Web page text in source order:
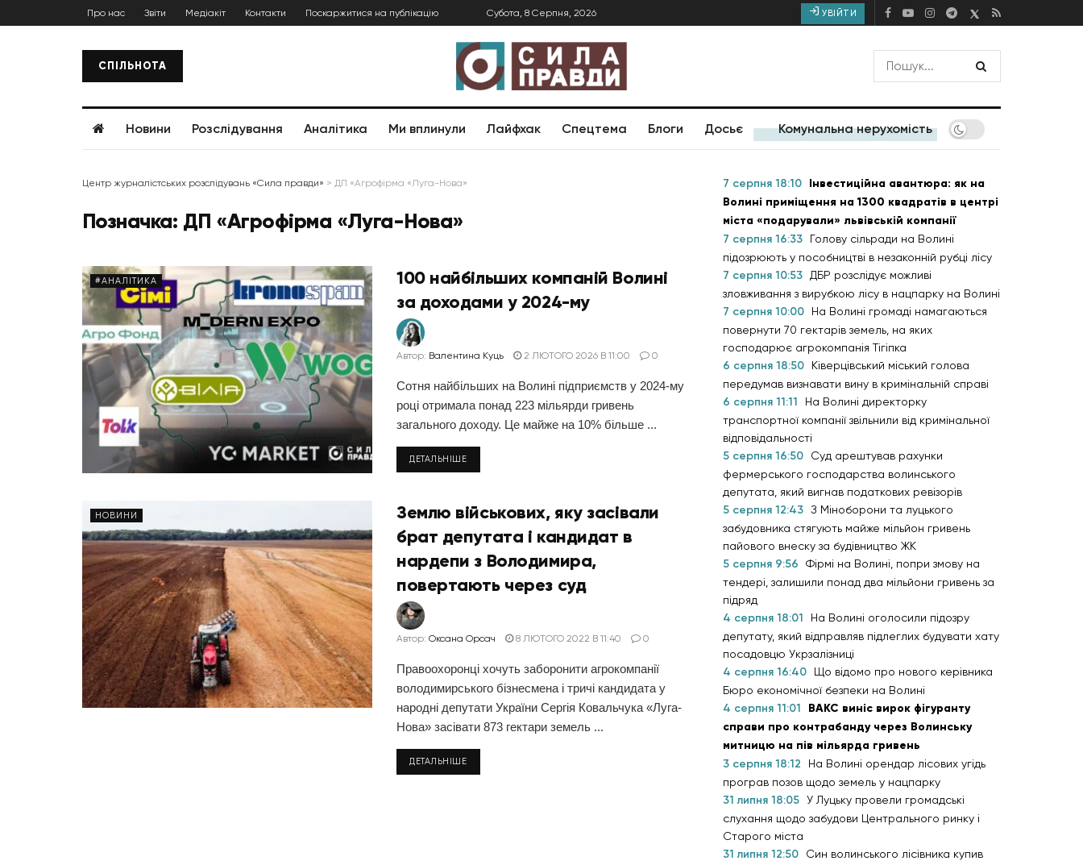
Про нас Звіти Медіакіт Контакти Поскаржитися на публікацію Субота, 8 Серпня, 2026 УВІЙТИ
СПІЛЬНОТА
Новини Розслідування Аналітика Ми вплинули Лайфхак Спецтема Блоги Досьє Комунальна нерухомість
Центр журналістських розслідувань «Сила правди» > ДП «Агрофірма «Луга-Нова»
Позначка: ДП «Агрофірма «Луга-Нова»
#АНАЛІТИКА
100 найбільших компаній Волині
за доходами у 2024-му
Автор: Валентина Куць 2 ЛЮТОГО 2026 В 11:00 0
Сотня найбільших на Волині підприємств у 2024-му
році отримала понад 223 мільярди гривень
загального доходу. Це майже на 10% більше ...
ДЕТАЛЬНІШЕ
НОВИНИ
Землю військових, яку засівали
брат депутата і кандидат в
нардепи з Володимира,
повертають через суд
Автор: Оксана Орсач 8 ЛЮТОГО 2022 В 11:40 0
Правоохоронці хочуть заборонити агрокомпанії
володимирського бізнесмена і тричі кандидата у
народні депутати України Сергія Ковальчука «Луга-
Нова» засівати 873 гектари земель ...
ДЕТАЛЬНІШЕ
7 серпня 18:10 Інвестиційна авантюра: як на
Волині приміщення на 1300 квадратів в центрі
міста «подарували» львівській компанії
7 серпня 16:33
Голову сільради на Волині
підозрюють у пособництві в незаконній рубці лісу
7 серпня 10:53
ДБР розслідує можливі
зловживання з вирубкою лісу в нацпарку на Волині
7 серпня 10:00
На Волині громаді намагаються
повернути 70 гектарів земель, на яких
господарює агрокомпанія Тігіпка
6 серпня 18:50
Ківерцівський міський голова
передумав визнавати вину в кримінальній справі
6 серпня 11:11
На Волині директорку
транспортної компанії звільнили від кримінальної
відповідальності
5 серпня 16:50
Суд арештував рахунки
фермерського господарства волинського
депутата, який вигнав податкових ревізорів
5 серпня 12:43 З Міноборони та луцького
забудовника стягують майже мільйон гривень
пайового внеску за будівництво ЖК
5 серпня 9:56
Фірмі на Волині, попри змову на
тендері, залишили понад два мільйони гривень за
підряд
4 серпня 18:01
На Волині оголосили підозру
депутату, який відправляв підлеглих будувати хату
посадовцю Укрзалізниці
4 серпня 16:40
Що відомо про нового керівника
Бюро економічної безпеки на Волині
4 серпня 11:01
ВАКС виніс вирок фігуранту
справи про контрабанду через Волинську
митницю на пів мільярда гривень
3 серпня 18:12
На Волині орендар лісових угідь
програв позов щодо земель у нацпарку
31 липня 18:05 У Луцьку провели громадські
слухання щодо забудови Центрального ринку і
Старого міста
31 липня 12:50
Син волинського лісівника купив